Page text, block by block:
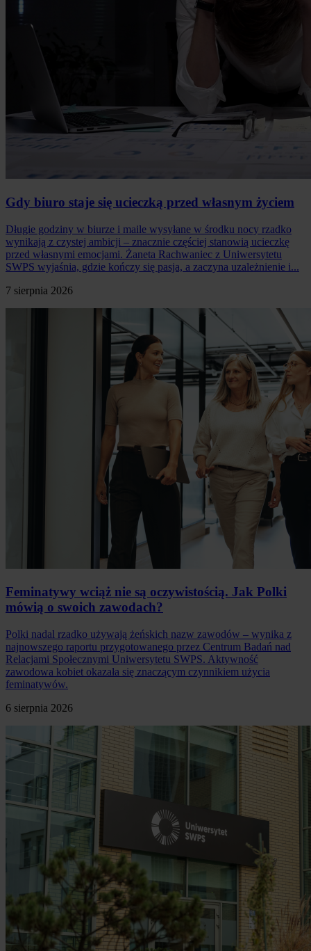
Gdy biuro staje się ucieczką przed własnym życiem
Długie godziny w biurze i maile wysyłane w środku nocy rzadko
wynikają z czystej ambicji – znacznie częściej stanowią ucieczkę
przed własnymi emocjami. Żaneta Rachwaniec z Uniwersytetu
SWPS wyjaśnia, gdzie kończy się pasja, a zaczyna uzależnienie i...
7 sierpnia 2026
Feminatywy wciąż nie są oczywistością. Jak Polki
mówią o swoich zawodach?
Polki nadal rzadko używają żeńskich nazw zawodów – wynika z
najnowszego raportu przygotowanego przez Centrum Badań nad
Relacjami Społecznymi Uniwersytetu SWPS. Aktywność
zawodowa kobiet okazała się znaczącym czynnikiem użycia
feminatywów.
6 sierpnia 2026